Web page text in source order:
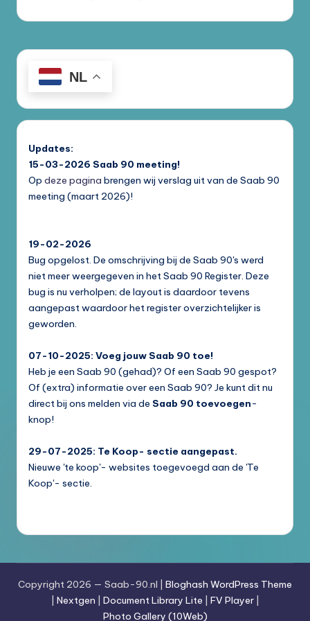
NL
Updates:
15-03-2026 Saab 90 meeting!
Op deze pagina brengen wij verslag uit van de Saab 90
meeting (maart 2026)!
19-02-2026
Bug opgelost. De omschrijving bij de Saab 90's werd
niet meer weergegeven in het Saab 90 Register. Deze
bug is nu verholpen; de layout is daardoor tevens
aangepast waardoor het register overzichtelijker is
geworden.
07-10-2025: Voeg jouw Saab 90 toe!
Heb je een Saab 90 (gehad)? Of een Saab 90 gespot?
Of (extra) informatie over een Saab 90? Je kunt dit nu
direct bij ons melden via de Saab 90 toevoegen-
knop!
29-07-2025: Te Koop- sectie aangepast.
Nieuwe 'te koop'- websites toegevoegd aan de 'Te
Koop'- sectie.
Copyright 2026 — Saab-90.nl | Bloghash WordPress Theme
Nextgen Document Library Lite FV Player|
Photo Gallery (10Web)